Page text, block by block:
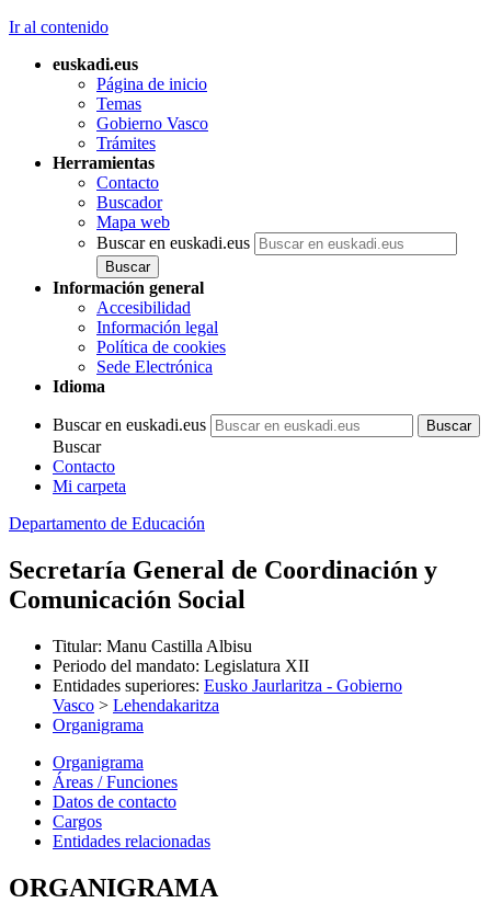
Ir al contenido
euskadi.eus
Página de inicio
Temas
Gobierno Vasco
Trámites
Herramientas
Contacto
Buscador
Mapa web
Buscar en euskadi.eus
Información general
Accesibilidad
Información legal
Política de cookies
Sede Electrónica
Idioma
Buscar en euskadi.eus
Buscar
Contacto
Mi carpeta
Departamento de Educación
Secretaría General de Coordinación y
Comunicación Social
Titular: Manu Castilla Albisu
Periodo del mandato: Legislatura XII
Entidades superiores: Eusko Jaurlaritza - Gobierno
Vasco > Lehendakaritza
Organigrama
Organigrama
Áreas / Funciones
Datos de contacto
Cargos
Entidades relacionadas
ORGANIGRAMA